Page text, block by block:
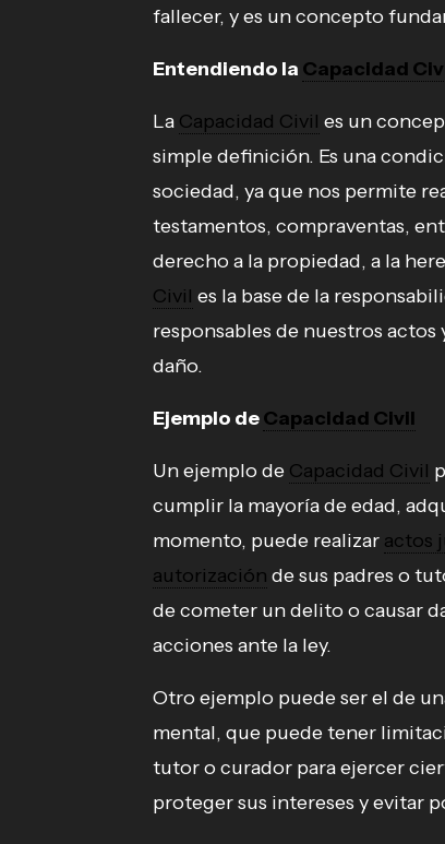
fallecer, y es un concepto
Entendiendo la Capacidad
La Capacidad Civil es un
simple definición. Es una
sociedad, ya que nos permite
testamentos, compraventas,
derecho a la propiedad, a la
Civil es la base de la
responsables de nuestros
daño.
Ejemplo deCapacidad Civil
Un ejemplo de Capacidad Civil
cumplir la mayoría de edad,
momento, puede realizar actos
autorización de sus padres o
de cometer un delito o causar
acciones ante la ley.
Otro ejemplo puede ser el de
mental, que puede tener
tutor o curador para ejercer
proteger sus intereses y evitar